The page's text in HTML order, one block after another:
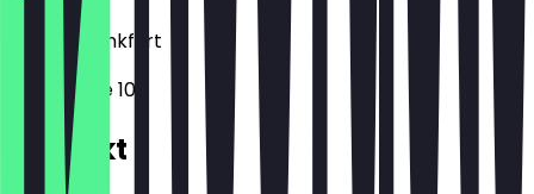
60594 Frankfurt
Wallstraße 10
Kontakt